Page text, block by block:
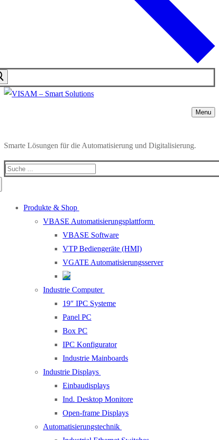
Menu
Smarte Lösungen für die Automatisierung und Digitalisierung.
Search
Produkte & Shop
VBASE Automatisierungsplattform
VBASE Software
VTP Bediengeräte (HMI)
VGATE Automatisierungsserver
Industrie Computer
19″ IPC Systeme
Panel PC
Box PC
IPC Konfigurator
Industrie Mainboards
Industrie Displays
Einbaudisplays
Ind. Desktop Monitore
Open-frame Displays
Automatisierungstechnik